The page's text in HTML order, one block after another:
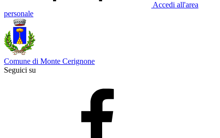
Accedi all'area
personale
Comune di Monte Cerignone
Seguici su